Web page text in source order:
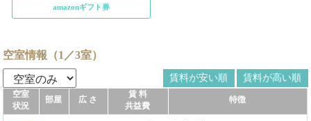
amazonギフト券
空室情報（1／3室）
賃料が安い順 賃料が高い順
空室
状況
部屋 広 さ
賃 料
共益費
特徴